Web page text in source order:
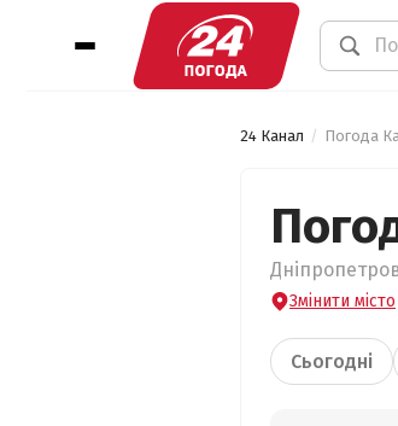
24 Канал Погода
Змінити місто
Сьогодні